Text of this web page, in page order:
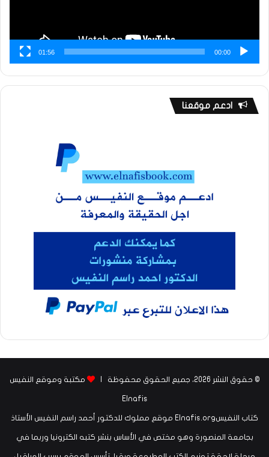
00:00
01:56
ادعم موقعنا
© حقوق النشر 2026، جميع الحقوق محفوظة | مكتبة وموقع النفيس
Elnafis
كتاب النفيسElnafis.org موقع مملوك للدكتور أحمد راسم النفيس الأستاذ
بجامعة المنصورة وهو مختص في الأساس بنشر كتبه الكترونيا وربما في